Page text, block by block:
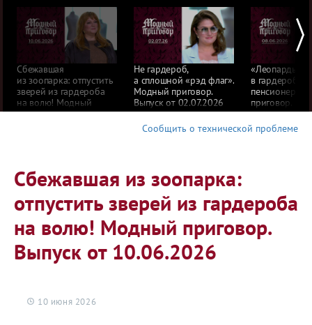
Сбежавшая
из зоопарка: отпустить
зверей из гардероба
на волю! Модный
приговор. Выпуск
Не гардероб,
а сплошной «рэд флаг».
Модный приговор.
Выпуск от 02.07.2026
«Леопарды»
в гардеробе
приговор.
от 06.08.2026
Сообщить о технической проблеме
Сбежавшая из зоопарка:
отпустить зверей из гардероба
на волю! Модный приговор.
Выпуск от 10.06.2026
10 июня 2026